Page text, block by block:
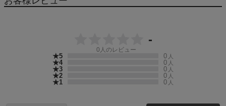
-
0 人のレビュー
★5 0 人
★4 0 人
★3 0 人
★2 0 人
★1 0 人